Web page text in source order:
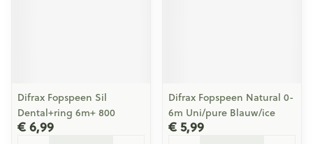
Difrax Fopspeen Sil
Dental+ring 6m+ 800
€ 6,99
Difrax Fopspeen Natural 0-
6m Uni/pure Blauw/ice
€ 5,99